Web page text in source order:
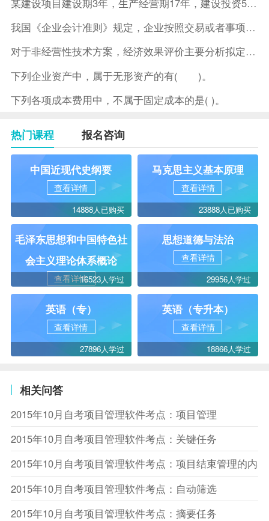
我国《企业会计准则》规定，企业按照交易或者事项的经济特征确定
对于非经营性技术方案，经济效果评价主要分析拟定方案的( )。
下列企业资产中，属于无形资产的有( )。
下列各项成本费用中，不属于固定成本的是( )。
热门课程 报名咨询
中国近现代史纲要
查看详情
14888人已购买
马克思主义基本原理
查看详情
23888人已购买
毛泽东思想和中国特色社
会主义理论体系概论
查看详情16523人学过
思想道德与法治
查看详情
29956人学过
英语（专）
查看详情
27896人学过
英语（专升本）
查看详情
18866人学过
相关问答
2015年10月自考项目管理软件考点：项目管理
2015年10月自考项目管理软件考点：关键任务
2015年10月自考项目管理软件考点：项目结束管理的内容
2015年10月自考项目管理软件考点：自动筛选
2015年10月自考项目管理软件考点：摘要任务